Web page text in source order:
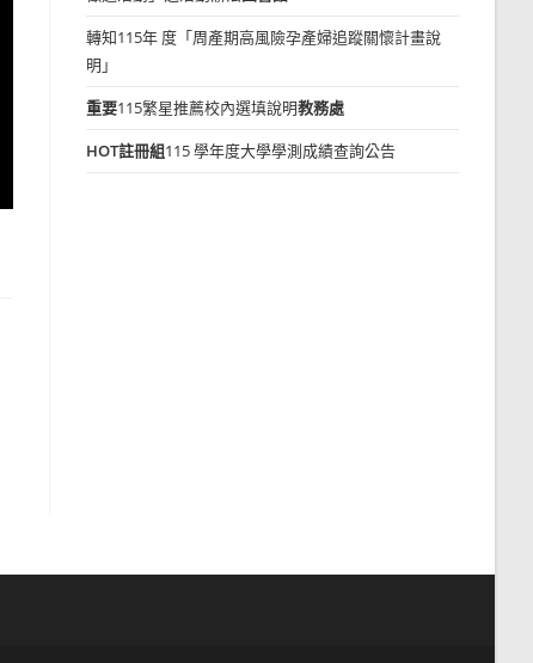
轉知115年 度「周產期高風險孕產婦追蹤關懷計畫說
明」
重要115繁星推薦校內選填說明教務處
HOT註冊組115 學年度大學學測成績查詢公告